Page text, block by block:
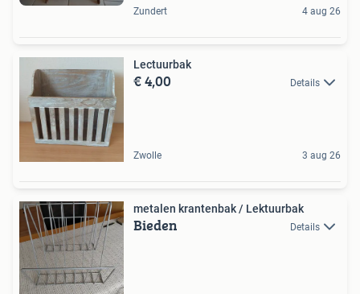
Zundert 4 aug 26
Lectuurbak
€ 4,00 Details
Zwolle 3 aug 26
metalen krantenbak / Lektuurbak
Bieden Details